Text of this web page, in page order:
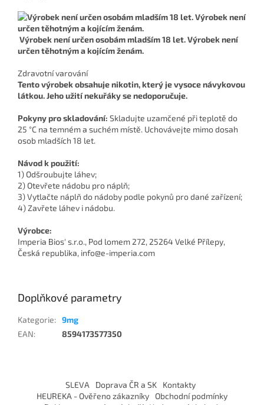
Výrobek není určen osobám mladším 18 let. Výrobek není
určen těhotným a kojícím ženám.
Zdravotní varování
Tento výrobek obsahuje nikotin, který je vysoce návykovou
látkou. Jeho užití nekuřáky se nedoporučuje.
Pokyny pro skladování: Skladujte uzamčené při teplotě do
25 °C na temném a suchém místě. Uchovávejte mimo dosah
osob mladších 18 let.
Návod k použití:
1) Odšroubujte láhev;
2) Otevřete nádobu pro náplň;
3) Vytlačte náplň do nádoby podle pokynů pro dané zařízení;
4) Zavřete láhev i nádobu.
Výrobce:
Imperia Bios' s.r.o., Pod lomem 272, 25264 Velké Přílepy,
Česká republika, info@e-imperia.com
Doplňkové parametry
Kategorie: 9mg
EAN: 8594173577350
SLEVA Doprava ČR a SK
Kontakty
HEUREKA - Ověřeno zákazníky
Obchodní podmínky